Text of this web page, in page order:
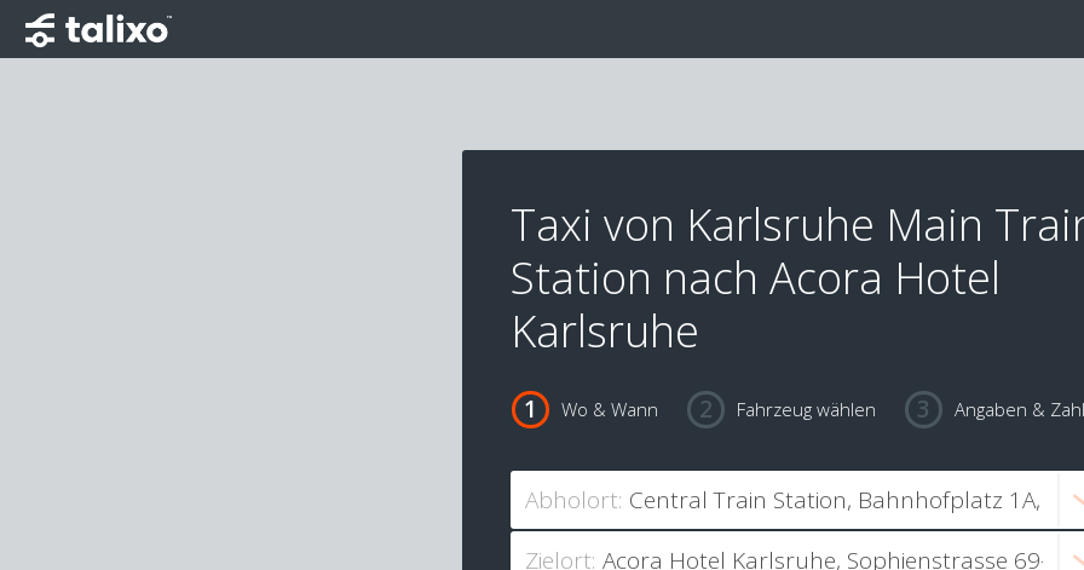
Taxi von Karlsruhe Main
Station nach Acora Hotel
Karlsruhe
Wo & Wann Fahrzeug wählen Angaben &
Abholort:
Zielort: